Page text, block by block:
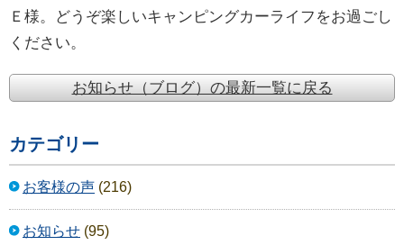
Ｅ様。どうぞ楽しいキャンピングカーライフをお過ごし
ください。
お知らせ（ブログ）の最新一覧に戻る
カテゴリー
お客様の声 (216)
お知らせ (95)